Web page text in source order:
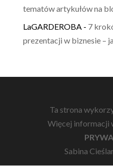
tematów artykułów na
LaGARDEROBA - 7
prezentacji w biznesie –
Ta strona
Więcej informacji
Sabina